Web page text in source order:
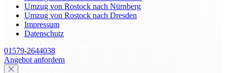
Umzug von Rostock nach Nürnberg
Umzug von Rostock nach Dresden
Impressum
Datenschutz
01579-2644038
Angebot anfordern